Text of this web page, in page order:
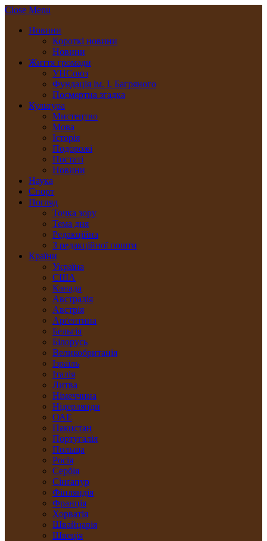
Close Menu
Новини
Короткі новини
Новини
Життя громади
УНСоюз
Фундація ім. І. Багряного
Посмертна згадка
Культура
Мистецтво
Мова
Історія
Подорожі
Постаті
Новини
Наука
Спорт
Погляд
Точка зору
Тема дня
Редакційна
З редакційної пошти
Країни
Україна
США
Канада
Австралія
Австрія
Арґентина
Бельгія
Білорусь
Великобританія
Ізраїль
Італія
Литва
Німеччина
Нідерлянди
ОАЕ
Пакистан
Португалія
Польща
Росія
Сербія
Сінґапур
Фінляндія
Франція
Хорватія
Швайцарія
Швеція